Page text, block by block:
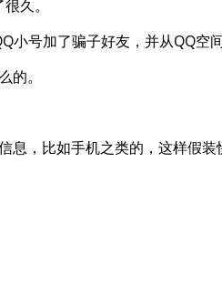
久。
小号加了骗子好友，并从QQ空
。
，比如手机之类的，这样假装